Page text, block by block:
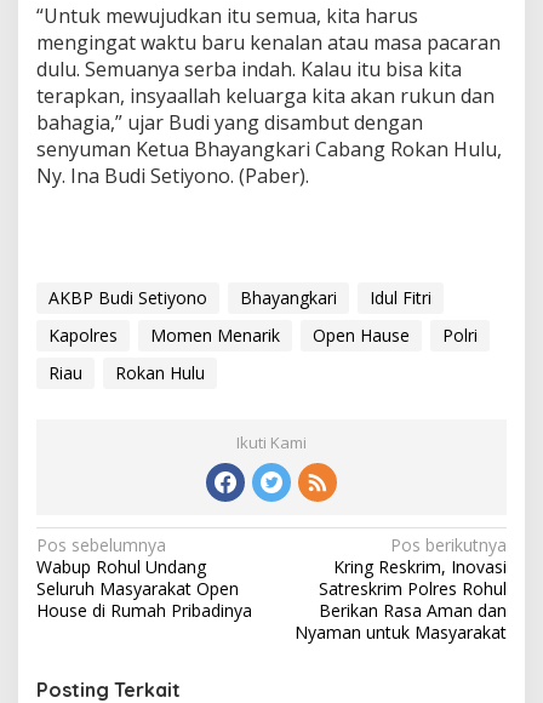
“Untuk mewujudkan itu semua, kita harus
mengingat waktu baru kenalan atau masa pacaran
dulu. Semuanya serba indah. Kalau itu bisa kita
terapkan, insyaallah keluarga kita akan rukun dan
bahagia,” ujar Budi yang disambut dengan
senyuman Ketua Bhayangkari Cabang Rokan Hulu,
Ny. Ina Budi Setiyono. (Paber).
AKBP Budi Setiyono Bhayangkari
Idul Fitri
Kapolres
Momen Menarik Open Hause
Polri
Riau
Rokan Hulu
Ikuti Kami
Navigasi
pos
Pos sebelumnya
Wabup Rohul Undang
Seluruh Masyarakat Open
House di Rumah Pribadinya
Pos berikutnya
Kring Reskrim, Inovasi
Satreskrim Polres Rohul
Berikan Rasa Aman dan
Nyaman untuk Masyarakat
Posting Terkait